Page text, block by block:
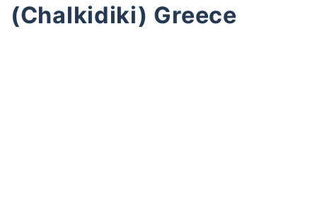
(Chalkidiki) Greece